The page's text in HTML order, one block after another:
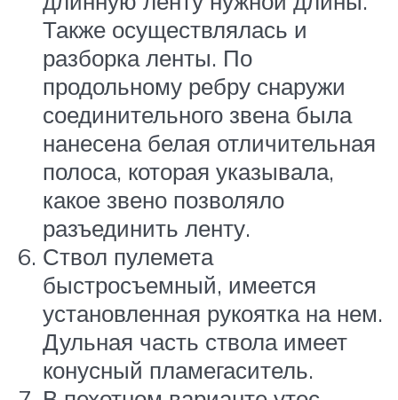
Также осуществлялась и
разборка ленты. По
продольному ребру снаружи
соединительного звена была
нанесена белая отличительная
полоса, которая указывала,
какое звено позволяло
разъединить ленту.
Ствол пулемета
быстросъемный, имеется
установленная рукоятка на нем.
Дульная часть ствола имеет
конусный пламегаситель.